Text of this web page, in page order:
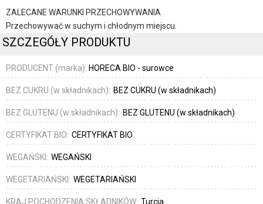
ZALECANE WARUNKI PRZECHOWYWANIA
Przechowywać w suchym i chłodnym miejscu.
SZCZEGÓŁY PRODUKTU
PRODUCENT (marka): HORECA BIO - surowce
BEZ CUKRU (w składnikach): BEZ CUKRU (w składnikach)
BEZ GLUTENU (w składnikach): BEZ GLUTENU (w składnikach)
CERTYFIKAT BIO: CERTYFIKAT BIO
WEGAŃSKI: WEGAŃSKI
WEGETARIAŃSKI: WEGETARIAŃSKI
KRAJ POCHODZENIA SKŁADNIKÓW: Turcja